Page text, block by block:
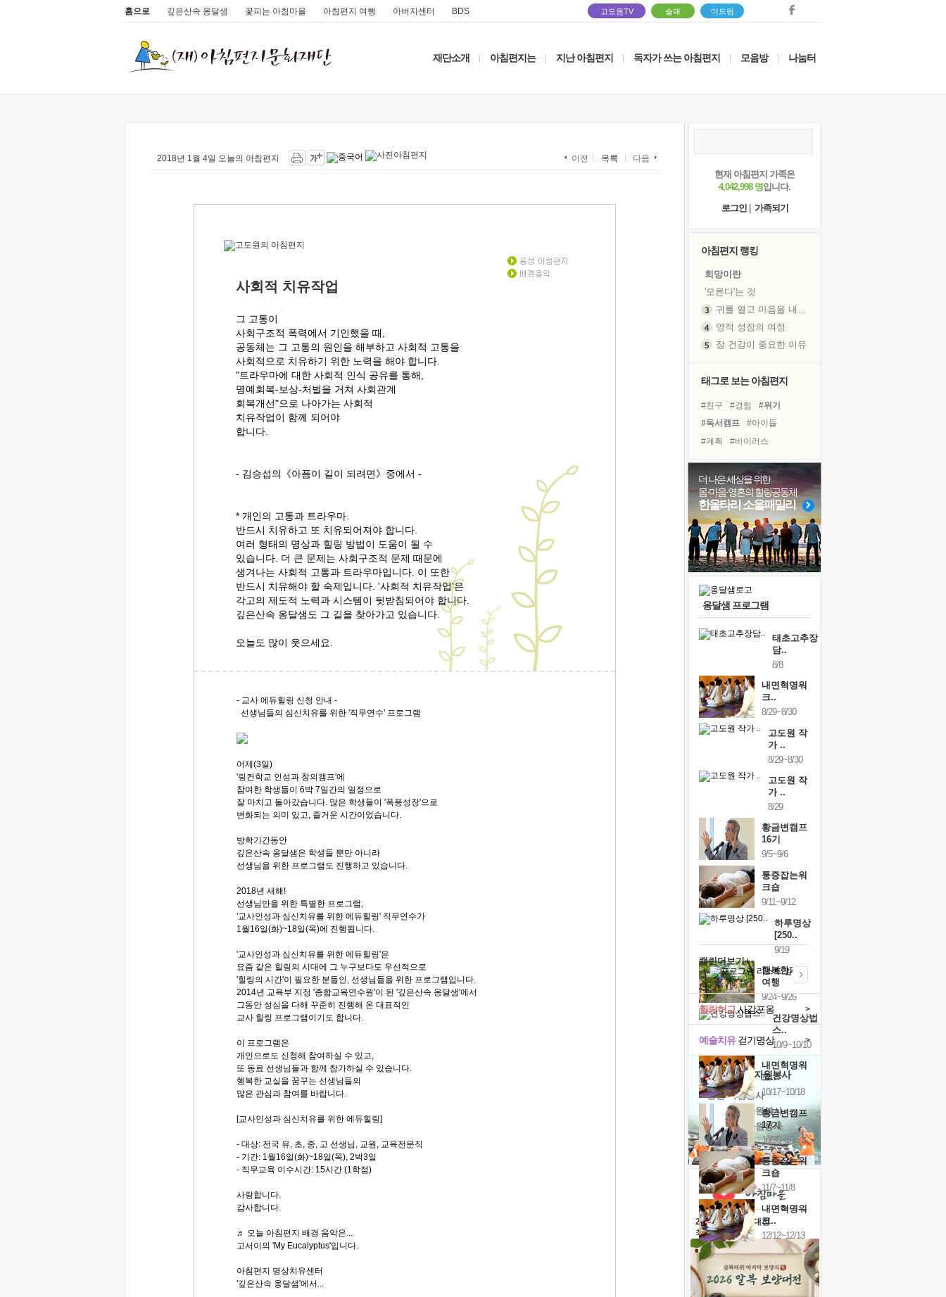
홈으로 깊은산속 옹달샘 꽃피는 아침마을 아침편지 여행 아버지센터 BDS 고도원TV 솔패 더드림
재단소개 아침편지는 지난 아침편지 독자가 쓰는 아침편지 모음방 나눔터
2018년 1월 4일 오늘의 아침편지 이전 목록 다음
사회적 치유작업
그 고통이
사회구조적 폭력에서 기인했을 때,
공동체는 그 고통의 원인을 해부하고 사회적 고통을
사회적으로 치유하기 위한 노력을 해야 합니다.
"트라우마에 대한 사회적 인식 공유를 통해,
명예회복-보상-처벌을 거쳐 사회관계
회복개선"으로 나아가는 사회적
치유작업이 함께 되어야
합니다.
- 김승섭의《아픔이 길이 되려면》중에서 -
* 개인의 고통과 트라우마.
반드시 치유하고 또 치유되어져야 합니다.
여러 형태의 명상과 힐링 방법이 도움이 될 수
있습니다. 더 큰 문제는 사회구조적 문제 때문에
생겨나는 사회적 고통과 트라우마입니다. 이 또한
반드시 치유해야 할 숙제입니다. '사회적 치유작업'은
각고의 제도적 노력과 시스템이 뒷받침되어야 합니다.
깊은산속 옹달샘도 그 길을 찾아가고 있습니다.
오늘도 많이 웃으세요.
- 교사 에듀힐링 신청 안내 -
선생님들의 심신치유를 위한 '직무연수' 프로그램
어제(3일)
'링컨학교 인성과 창의캠프'에
참여한 학생들이 6박 7일간의 일정으로
잘 마치고 돌아갔습니다. 많은 학생들이 '폭풍성장'으로
변화되는 의미 있고, 즐거운 시간이었습니다.
방학기간동안
깊은산속 옹달샘은 학생들 뿐만 아니라
선생님을 위한 프로그램도 진행하고 있습니다.
2018년 새해!
선생님만을 위한 특별한 프로그램,
'교사인성과 심신치유를 위한 에듀힐링' 직무연수가
1월16일(화)~18일(목)에 진행됩니다.
'교사인성과 심신치유를 위한 에듀힐링'은
요즘 같은 힐링의 시대에 그 누구보다도 우선적으로
'힐링의 시간'이 필요한 분들인, 선생님들을 위한 프로그램입니다.
2014년 교육부 지정 '종합교육연수원'이 된 '깊은산속 옹달샘'에서
그동안 성심을 다해 꾸준히 진행해 온 대표적인
교사 힐링 프로그램이기도 합니다.
이 프로그램은
개인으로도 신청해 참여하실 수 있고,
또 동료 선생님들과 함께 참가하실 수 있습니다.
행복한 교실을 꿈꾸는 선생님들의
많은 관심과 참여를 바랍니다.
[교사인성과 심신치유를 위한 에듀힐링]
- 대상: 전국 유, 초, 중, 고 선생님, 교원, 교육전문직
- 기간: 1월16일(화)~18일(목), 2박3일
- 직무교육 이수시간: 15시간 (1학점)
사랑합니다.
감사합니다.
♬ 오늘 아침편지 배경 음악은...
고서이의 'My Eucalyptus'입니다.
아침편지 명상치유센터
'깊은산속 옹달샘'에서...
현재 아침편지 가족은
4,042,998 명입니다.
로그인
가족되기
아침편지 랭킹
희망이란
'모른다'는 것
귀를 열고 마음을 내어주고
영적 성장의 여정
장 건강이 중요한 이유
흙이 된 몸으로 출근하는 여자
꿈이 실제가 되는 것
'말 타는 법'을 먼저
졸업식 사진을 보며
아픈 아버지를 위한 공간 설계
극심한 변비, 어깨결림, 수면 장애
보고 싶은 어머니
유년 시절의 부산 영도 바다
못된 꼰대들
거울 속의 나
태그로 보는 아침편지
#친구 #경험
#위기
#독서캠프
#아이들
#계획
#바이러스
#독서
#링컨학교
#선택
#건강
#다짐
#명상
#힐링
#면역력
#사람
#희망
#유튜브
#삶
#나눔
#극복
더 나은 세상을 위한
몸·마음·영혼의 힐링공동체
한울타리 소울패밀리
옹달샘 프로그램
태초고추장
담..
8/8
내면혁명워
크..
8/29~8/30
고도원 작
가 ..
8/29~8/30
고도원 작
가 ..
8/29
황금변캠프
16기
9/5~9/6
통증잡는워
크숍
9/11~9/12
하루명상
[250..
9/19
행복한가족
여행
9/24~9/26
건강명상법
스..
10/9~10/10
내면혁명워
크..
10/17~10/18
황금변캠프
17기
10/30~10/31
통증잡는워
크숍
11/7~11/8
내면혁명워
크..
12/12~12/13
캘린더보기+
예술치유걷기명상 >
힐링허그사감포옹 >
'옹달샘의 꽃' 자원봉사
· 청년 자원봉사
· 금빛청년 자원봉사
· 음식연구 자원봉사
2026 말복 보양대전
최대74%할인